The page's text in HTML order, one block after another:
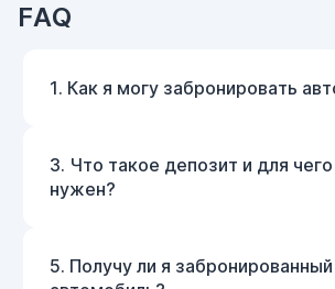
FAQ
1. Как я могу забронировать
3. Что такое депозит и для
нужен?
5. Получу ли я забронированный